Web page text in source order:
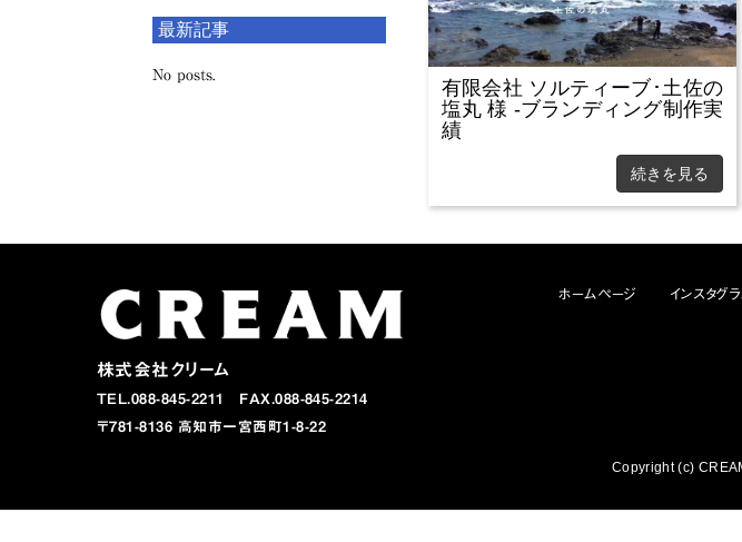
有限会社 ソルティーブ･土佐の
塩丸 様 -ブランディング制作実
績
続きを見る
最新記事
No posts.
株式会社クリーム
TEL.088-845-2211 FAX.088-845-2214
〒781-8136 高知市一宮西町1-8-22
ホームページ インスタグ
Copyright (c)